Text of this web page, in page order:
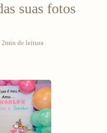
suas fotos
2min de leitura